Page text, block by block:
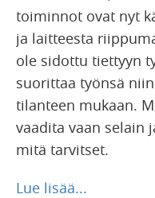
toiminnot ovat nyt
ja laitteesta
ole sidottu tiettyyn
suorittaa työnsä
tilanteen mukaan.
vaadita vaan selain
mitä tarvitset.
Lue lisää...